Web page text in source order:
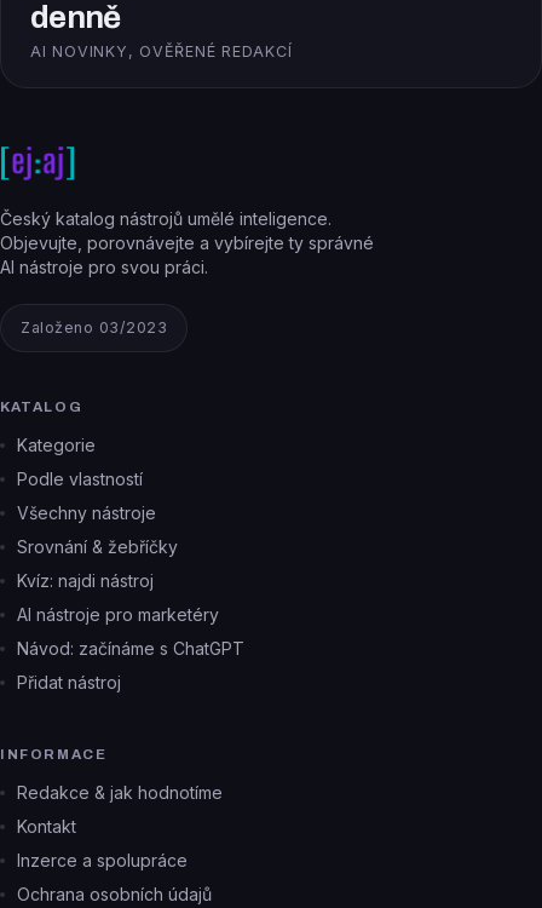
denně
AI NOVINKY, OVĚŘENÉ REDAKCÍ
Český katalog nástrojů umělé inteligence.
Objevujte, porovnávejte a vybírejte ty správné
AI nástroje pro svou práci.
Založeno 03/2023
KATALOG
Kategorie
Podle vlastností
Všechny nástroje
Srovnání & žebříčky
Kvíz: najdi nástroj
AI nástroje pro marketéry
Návod: začínáme s ChatGPT
Přidat nástroj
INFORMACE
Redakce & jak hodnotíme
Kontakt
Inzerce a spolupráce
Ochrana osobních údajů